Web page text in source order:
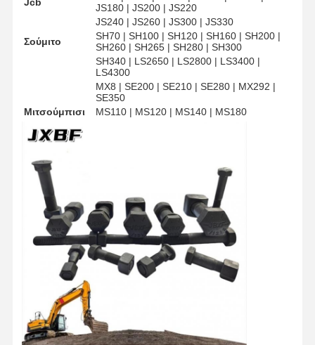
Σφραγίδα δοντιού κουβά
Σιδερένιο οδοντόφραγμα
Σιδηροτροχείο τροχού φορτηγού
μπουλόνια και καρύδια
Μπουλόνι παπουτσιών διαδρομής
JS180 | JS200 | JS220
JS240 | JS260 | JS300 | JS330
Σούμιτο
SH70 | SH100 | SH120 | SH160 | SH200 |
SH260 | SH265 | SH280 | SH300
SH340 | LS2650 | LS2800 | LS3400 |
LS4300
MX8 | SE200 | SE210 | SE280 | MX292 |
SE350
Μιτσούμπισι
MS110 | MS120 | MS140 | MS180